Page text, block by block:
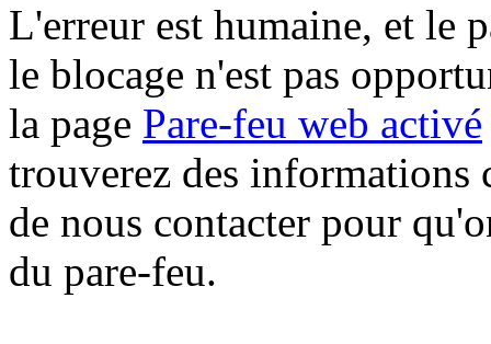
L'erreur est humaine, et le
le blocage n'est pas
la page Pare-feu web activé
trouverez des informations
de nous contacter pour
du pare-feu.